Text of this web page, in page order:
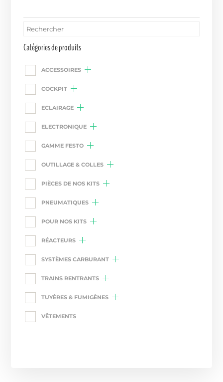
Catégories de produits
ACCESSOIRES
COCKPIT
ECLAIRAGE
ELECTRONIQUE
GAMME FESTO
OUTILLAGE & COLLES
PIÈCES DE NOS KITS
PNEUMATIQUES
POUR NOS KITS
RÉACTEURS
SYSTÈMES CARBURANT
TRAINS RENTRANTS
TUYÈRES & FUMIGÈNES
VÊTEMENTS